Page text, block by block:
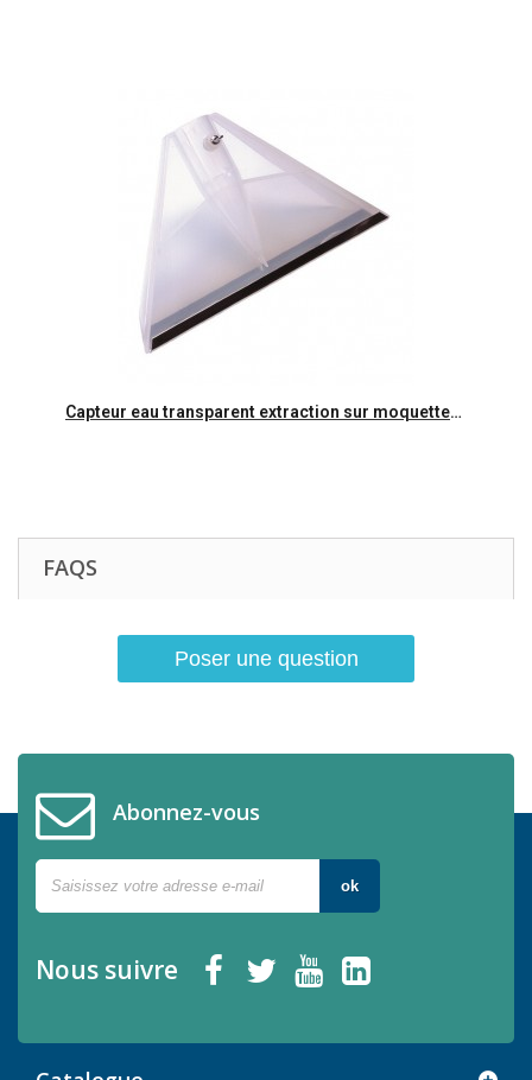
Aperçu rapide Capteur eau transparent extraction sur moquettes pour CT470
FAQS
Poser une question
Abonnez-vous
ok
Nous suivre